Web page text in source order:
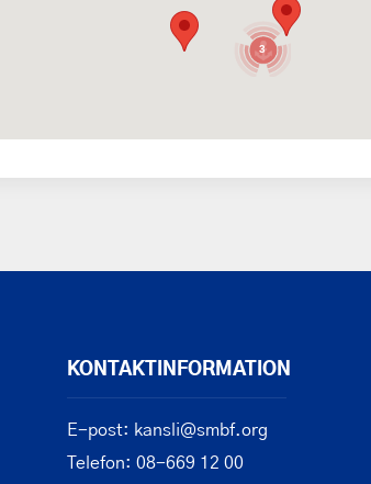
3
KONTAKTINFORMATION
E-post: kansli@smbf.org
Telefon: 08-669 12 00